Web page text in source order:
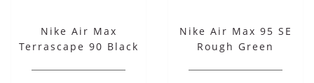
Nike Air Max
Terrascape 90 Black
Nike Air Max 95 SE
Rough Green